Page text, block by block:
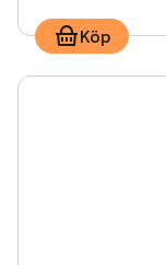
Köp